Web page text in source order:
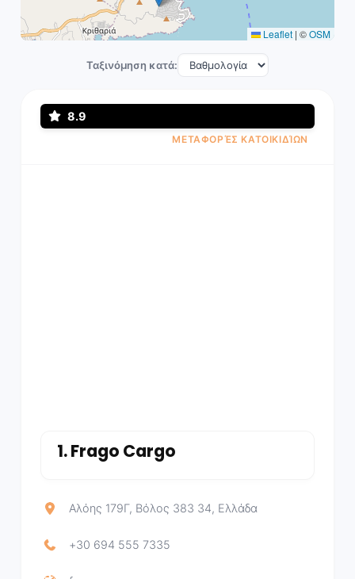
Leaflet | ©OSM
Ταξινόμηση κατά:
8.9
ΜΕΤΑΦΟΡΈΣ ΚΑΤΟΙΚΙΔΊΩΝ
1.Frago Cargo
Αλόης 179Γ, Βόλος 383 34, Ελλάδα
+30 694 555 7335